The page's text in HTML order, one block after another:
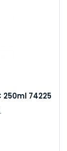
250ml 74225